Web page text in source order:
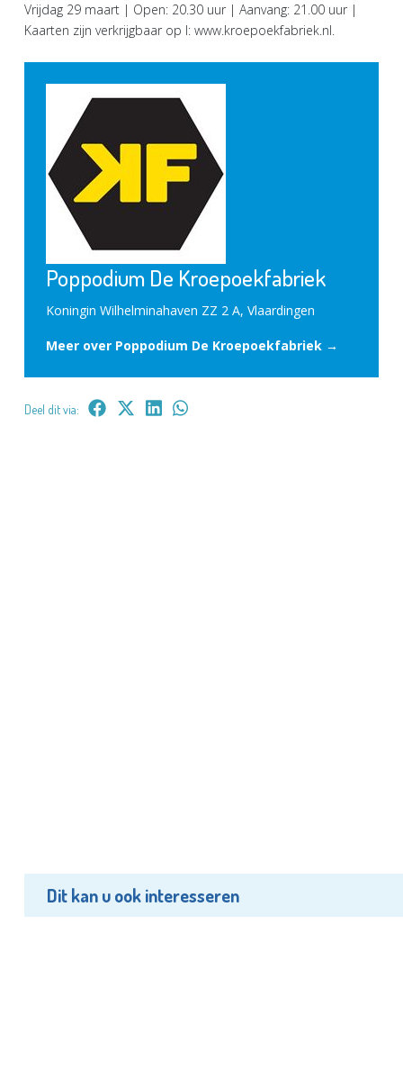
Vrijdag 29 maart | Open: 20.30 uur | Aanvang: 21.00 uur |
Kaarten zijn verkrijgbaar op I: www.kroepoekfabriek.nl.
Poppodium De Kroepoekfabriek
Koningin Wilhelminahaven ZZ 2 A, Vlaardingen
Meer over Poppodium De Kroepoekfabriek →
Deel dit via:
Dit kan u ook interesseren